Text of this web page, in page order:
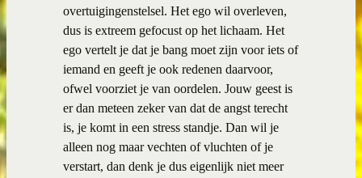
overtuigingenstelsel. Het ego wil overleven,
dus is extreem gefocust op het lichaam. Het
ego vertelt je dat je bang moet zijn voor iets of
iemand en geeft je ook redenen daarvoor,
ofwel voorziet je van oordelen. Jouw geest is
er dan meteen zeker van dat de angst terecht
is, je komt in een stress standje. Dan wil je
alleen nog maar vechten of vluchten of je
verstart, dan denk je dus eigenlijk niet meer